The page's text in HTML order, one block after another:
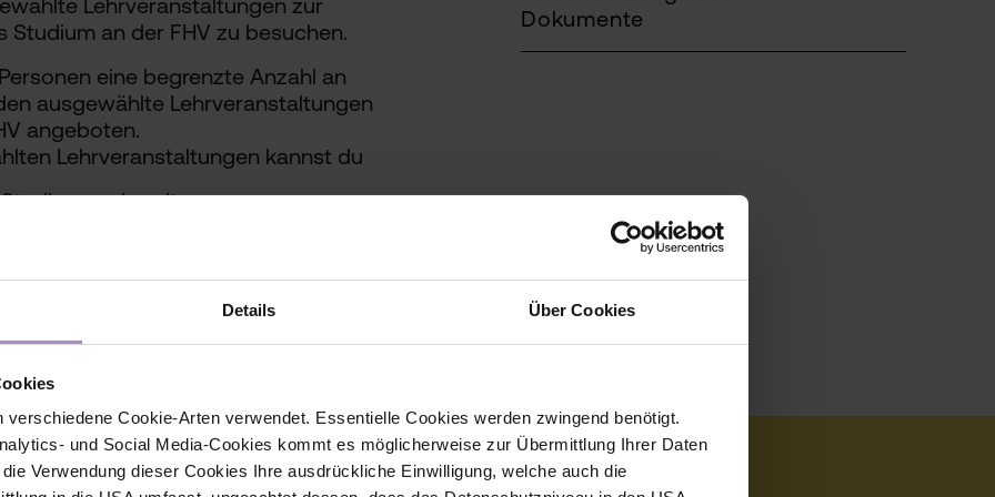
Details Über Cookies
verschiedene Cookie-Arten verwendet. Essentielle Cookies werden zwingend benötigt.
und Social Media-Cookies kommt es möglicherweise zur Übermittlung Ihrer Daten
Verwendung dieser Cookies Ihre ausdrückliche Einwilligung, welche auch die
an der FHV zu besuchen.
eine begrenzte Anzahl an
ausgewählte Lehrveranstaltungen
angeboten.
Lehrveranstaltungen kannst du
vorbereiten.
der FHV bekommen.
der FHV kennen lernen.
FHV kennen lernen.
Dokumente